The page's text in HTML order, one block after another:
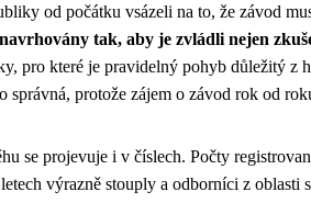
od počátku vsázeli na to, že závod
tak, aby je zvládli nejen
pro které je pravidelný pohyb důležitý z
správná, protože zájem o závod rok od
se projevuje i v číslech. Počty
výrazně stouply a odborníci z oblasti